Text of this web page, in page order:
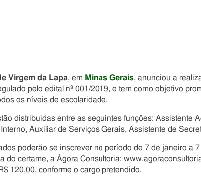
Virgem da Lapa, em Minas Gerais, anunciou a
pelo edital nº 001/2019, e tem como objetivo
os níveis de escolaridade.
distribuídas entre as seguintes funções: Assistente
Auxiliar de Serviços Gerais, Assistente de
poderão se inscrever no período de 7 de janeiro a
do certame, a Ágora Consultoria:
120,00, conforme o cargo pretendido.